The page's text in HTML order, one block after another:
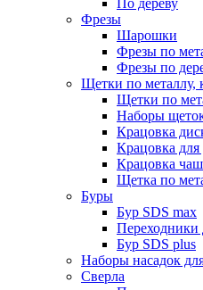
По дереву
Фрезы
Шарошки
Фрезы по
Фрезы по
Щетки по металлу,
Щетки по
Наборы
Крацовка
Крацовка для
Крацовка
Щетка по
Буры
Бур SDS max
Переходники
Бур SDS plus
Наборы насадок
Сверла